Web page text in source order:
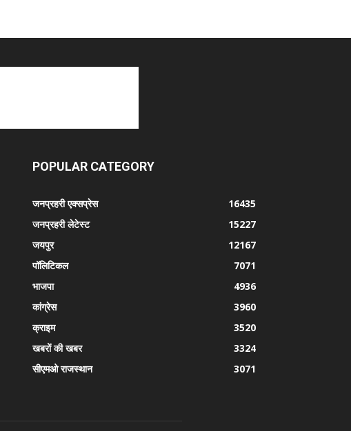
POPULAR CATEGORY
जनप्रहरी एक्सप्रेस
16435
जनप्रहरी लेटेस्ट
15227
जयपुर
12167
पॉलिटिकल
7071
भाजपा
4936
कांग्रेस
3960
क्राइम
3520
खबरों की खबर
3324
सीएमओ राजस्थान
3071